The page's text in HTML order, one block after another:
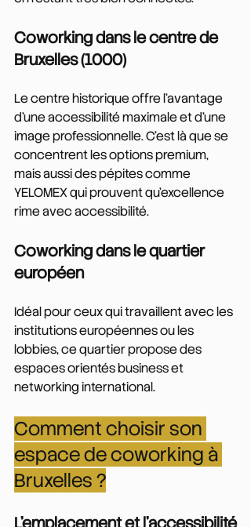
Coworking dans le centre de
Bruxelles (1000)
Le centre historique offre l'avantage
d'une accessibilité maximale et d'une
image professionnelle. C'est là que se
concentrent les options premium,
mais aussi des pépites comme
YELOMEX qui prouvent qu'excellence
rime avec accessibilité.
Coworking dans le quartier
européen
Idéal pour ceux qui travaillent avec les
institutions européennes ou les
lobbies, ce quartier propose des
espaces orientés business et
networking international.
Comment choisir son
espace de coworking à
Bruxelles ?
L'emplacement et l'accessibilité